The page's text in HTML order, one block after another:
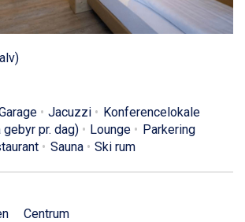
Jacuzzi
Konferencelokale
pr. dag)
Lounge
Parkering
Sauna Ski rum
Centrum